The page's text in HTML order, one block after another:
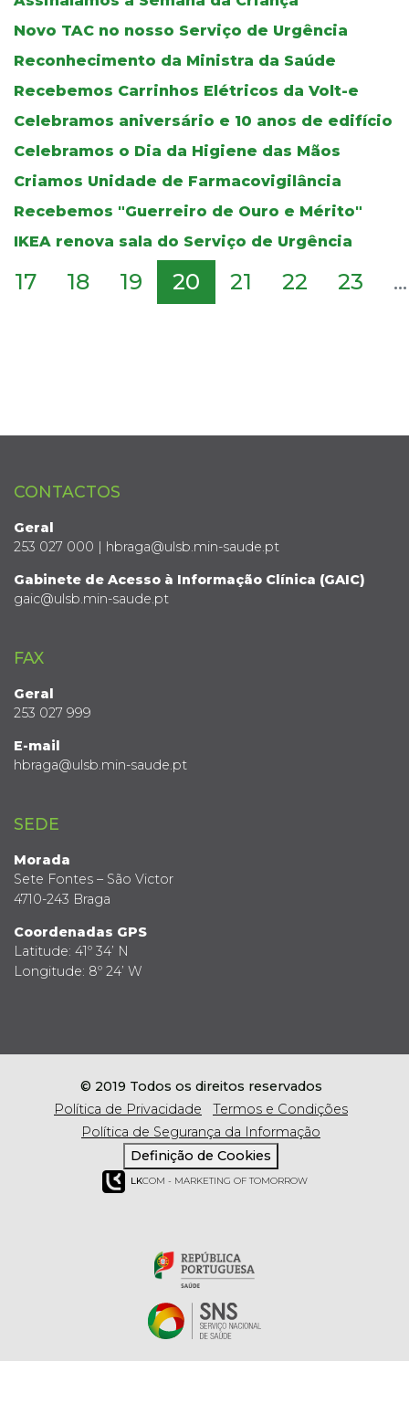
Novo TAC no nosso Serviço de Urgência
Reconhecimento da Ministra da Saúde
Recebemos Carrinhos Elétricos da Volt-e
Celebramos aniversário e 10 anos de edifício
Celebramos o Dia da Higiene das Mãos
Criamos Unidade de Farmacovigilância
Recebemos "Guerreiro de Ouro e Mérito"
IKEA renova sala do Serviço de Urgência
17 18 19 20 21 22 23 ...
CONTACTOS
Geral
253 027 000 | hbraga@ulsb.min-saude.pt
Gabinete de Acesso à Informação Clínica (GAIC)
gaic@ulsb.min-saude.pt
FAX
Geral
253 027 999
E-mail
hbraga@ulsb.min-saude.pt
SEDE
Morada
Sete Fontes – São Victor
4710-243 Braga
Coordenadas GPS
Latitude: 41º 34’ N
Longitude: 8º 24’ W
© 2019 Todos os direitos reservados
Política de Privacidade
Termos e Condições
Política de Segurança da Informação
Definição de Cookies
LKCOM - MARKETING OF TOMORROW